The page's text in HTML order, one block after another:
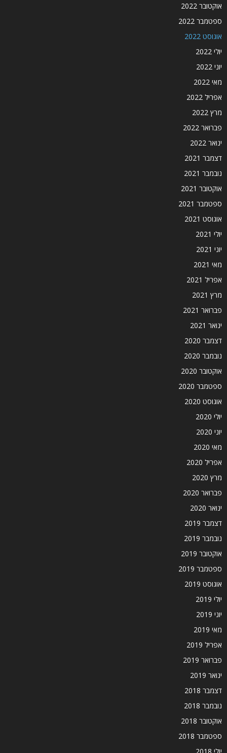
אוקטובר 2022
ספטמבר 2022
אוגוסט 2022
יולי 2022
יוני 2022
מאי 2022
אפריל 2022
מרץ 2022
פברואר 2022
ינואר 2022
דצמבר 2021
נובמבר 2021
אוקטובר 2021
ספטמבר 2021
אוגוסט 2021
יולי 2021
יוני 2021
מאי 2021
אפריל 2021
מרץ 2021
פברואר 2021
ינואר 2021
דצמבר 2020
נובמבר 2020
אוקטובר 2020
ספטמבר 2020
אוגוסט 2020
יולי 2020
יוני 2020
מאי 2020
אפריל 2020
מרץ 2020
פברואר 2020
ינואר 2020
דצמבר 2019
נובמבר 2019
אוקטובר 2019
ספטמבר 2019
אוגוסט 2019
יולי 2019
יוני 2019
מאי 2019
אפריל 2019
פברואר 2019
ינואר 2019
דצמבר 2018
נובמבר 2018
אוקטובר 2018
ספטמבר 2018